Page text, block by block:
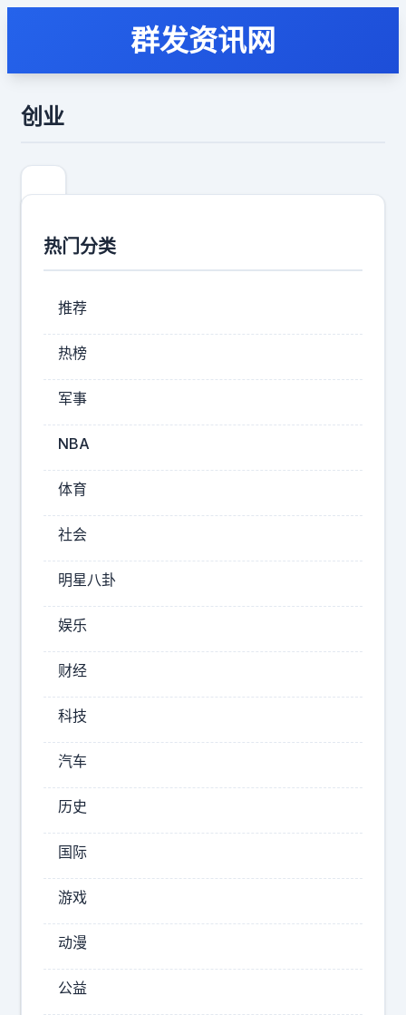
群发资讯网
创业
发
I
联
合
创
始
人
兼
首
席
科
学
家
创
热门分类
推荐
热榜
军事
NBA
体育
社会
明星八卦
娱乐
财经
科技
汽车
历史
国际
游戏
动漫
公益